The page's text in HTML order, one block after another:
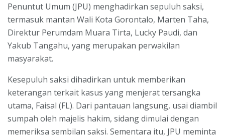
Penuntut Umum (JPU) menghadirkan sepuluh saksi,
termasuk mantan Wali Kota Gorontalo, Marten Taha,
Direktur Perumdam Muara Tirta, Lucky Paudi, dan
Yakub Tangahu, yang merupakan perwakilan
masyarakat.
Kesepuluh saksi dihadirkan untuk memberikan
keterangan terkait kasus yang menjerat tersangka
utama, Faisal (FL). Dari pantauan langsung, usai diambil
sumpah oleh majelis hakim, sidang dimulai dengan
memeriksa sembilan saksi. Sementara itu, JPU meminta